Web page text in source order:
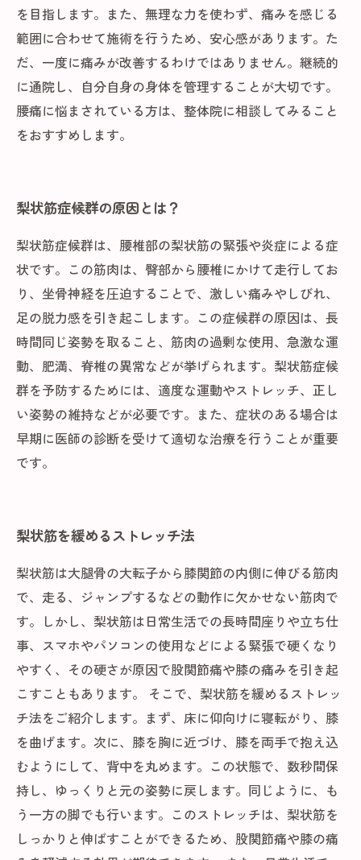
を目指します。また、無理な力を使わず、痛みを感じる
範囲に合わせて施術を行うため、安心感があります。た
だ、一度に痛みが改善するわけではありません。継続的
に通院し、自分自身の身体を管理することが大切です。
腰痛に悩まされている方は、整体院に相談してみること
をおすすめします。
梨状筋症候群の原因とは？
梨状筋症候群は、腰椎部の梨状筋の緊張や炎症による症
状です。この筋肉は、臀部から腰椎にかけて走行してお
り、坐骨神経を圧迫することで、激しい痛みやしびれ、
足の脱力感を引き起こします。この症候群の原因は、長
時間同じ姿勢を取ること、筋肉の過剰な使用、急激な運
動、肥満、脊椎の異常などが挙げられます。梨状筋症候
群を予防するためには、適度な運動やストレッチ、正し
い姿勢の維持などが必要です。また、症状のある場合は
早期に医師の診断を受けて適切な治療を行うことが重要
です。
梨状筋を緩めるストレッチ法
梨状筋は大腿骨の大転子から膝関節の内側に伸びる筋肉
で、走る、ジャンプするなどの動作に欠かせない筋肉で
す。しかし、梨状筋は日常生活での長時間座りや立ち仕
事、スマホやパソコンの使用などによる緊張で硬くなり
やすく、その硬さが原因で股関節痛や膝の痛みを引き起
こすこともあります。 そこで、梨状筋を緩めるストレッ
チ法をご紹介します。まず、床に仰向けに寝転がり、膝
を曲げます。次に、膝を胸に近づけ、膝を両手で抱え込
むようにして、背中を丸めます。この状態で、数秒間保
持し、ゆっくりと元の姿勢に戻します。同じように、も
う一方の脚でも行います。このストレッチは、梨状筋を
しっかりと伸ばすことができるため、股関節痛や膝の痛